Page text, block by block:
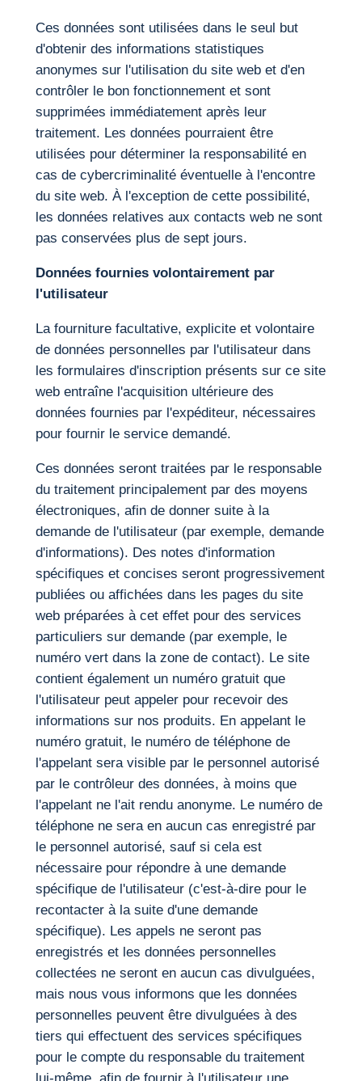
Ces données sont utilisées dans le seul but
d'obtenir des informations statistiques
anonymes sur l'utilisation du site web et d'en
contrôler le bon fonctionnement et sont
supprimées immédiatement après leur
traitement. Les données pourraient être
utilisées pour déterminer la responsabilité en
cas de cybercriminalité éventuelle à l'encontre
du site web. À l'exception de cette possibilité,
les données relatives aux contacts web ne sont
pas conservées plus de sept jours.
Données fournies volontairement par
l'utilisateur
La fourniture facultative, explicite et volontaire
de données personnelles par l'utilisateur dans
les formulaires d'inscription présents sur ce site
web entraîne l'acquisition ultérieure des
données fournies par l'expéditeur, nécessaires
pour fournir le service demandé.
Ces données seront traitées par le responsable
du traitement principalement par des moyens
électroniques, afin de donner suite à la
demande de l'utilisateur (par exemple, demande
d'informations). Des notes d'information
spécifiques et concises seront progressivement
publiées ou affichées dans les pages du site
web préparées à cet effet pour des services
particuliers sur demande (par exemple, le
numéro vert dans la zone de contact). Le site
contient également un numéro gratuit que
l'utilisateur peut appeler pour recevoir des
informations sur nos produits. En appelant le
numéro gratuit, le numéro de téléphone de
l'appelant sera visible par le personnel autorisé
par le contrôleur des données, à moins que
l'appelant ne l'ait rendu anonyme. Le numéro de
téléphone ne sera en aucun cas enregistré par
le personnel autorisé, sauf si cela est
nécessaire pour répondre à une demande
spécifique de l'utilisateur (c'est-à-dire pour le
recontacter à la suite d'une demande
spécifique). Les appels ne seront pas
enregistrés et les données personnelles
collectées ne seront en aucun cas divulguées,
mais nous vous informons que les données
personnelles peuvent être divulguées à des
tiers qui effectuent des services spécifiques
pour le compte du responsable du traitement